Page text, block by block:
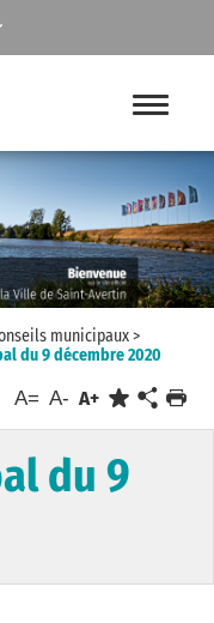
municipaux>
du 9 décembre 2020
A= A- A+
du 9